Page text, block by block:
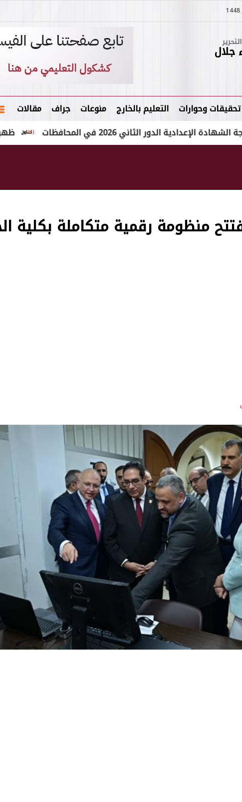
جلال
تحقيقات وحوارات التعليم بالخارج منوعات جراف مقالات
ظهرت الآن نتيجة الدور الثاني 2026 في المحافظات
منظومة رقمية متكاملة بكلية